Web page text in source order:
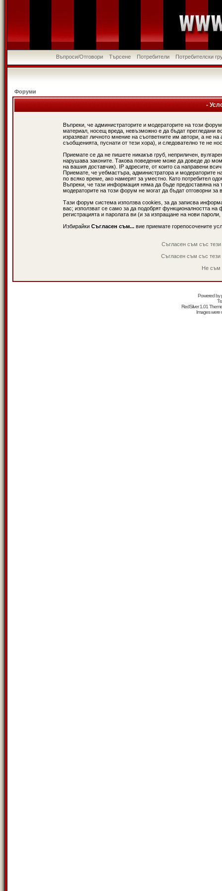
Въпроси/Отговори Търсене Потребители Потребителски
Форуми
-
Въпреки, че администраторите и модераторите на този
материал, носещ вреда, невъзможно е да бъдат прегледани
изразяват личното мнение на съответните им автори, а не
съобщенията, пуснати от тези хора), и следователно те не
Приемате се да не пишете никакъв груб, неприличен,
нарушава законите. Такова поведение може да доведе до
на вашия доставчик). IP адресите, от които са направени
Приемате, че уебмастъра, администратора и модераторите
по всяко време, ако намерят за уместно. Като потребител
Въпреки, че тази информация няма да бъде предоставяна
модераторите на този форум не могат да бъдат отговорни за
Тази форум система използва cookies, за да записва
вас; използват се само за да подобрят функционалността
регистрацията и паролата ви (и за изпращане на нови
Избирайки Съгласен съм... вие приемате горепосочените
Съгласен съм със
Съгласен съм със
Не съм
Powered by
RedSilver 1.01
Images were